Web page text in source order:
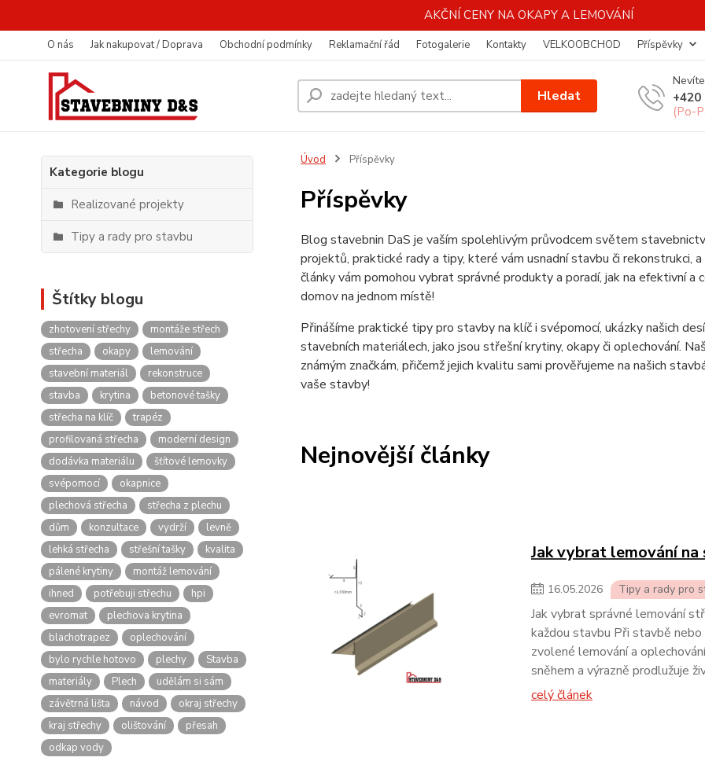
AKČNÍ CENY NA OKAPY A LEMOVÁNÍ
O nás Jak nakupovat / Doprava Obchodní podmínky Reklamační řád Fotogalerie Kontakty VELKOOBCHOD Příspěvky
Hledat
+420
(Po-
Kategorie blogu
Realizované projekty
Tipy a rady pro stavbu
Štítky blogu
zhotovení střechy
montáže střech
střecha
okapy
lemování
stavební materiál
rekonstruce
stavba
krytina
betonové tašky
střecha na klíč
trapéz
profilovaná střecha
moderní design
dodávka materiálu
šťítové lemovky
svépomocí
okapnice
plechová střecha
střecha z plechu
dům
konzultace vydrží
levně
lehká střecha
střešní tašky
kvalita
pálené krytiny
montáž lemování
ihned
potřebuji střechu
hpi
evromat
plechova krytina
blachotrapez
oplechování
bylo rychle hotovo
plechy
Stavba
materiály
Plech
udělám si sám
závětrná lišta
návod
okraj střechy
kraj střechy
olištování
přesah
odkap vody
Úvod Příspěvky
Příspěvky
Blog stavebnin DaS je vaším spolehlivým průvodcem světem
projektů, praktické rady a tipy, které vám usnadní stavbu či rekonstrukci,
články vám pomohou vybrat správné produkty a poradí, jak na efektivní
domov na jednom místě!
Přinášíme praktické tipy pro stavby na klíč i svépomocí, ukázky našich
stavebních materiálech, jako jsou střešní krytiny, okapy či oplechování.
známým značkám, přičemž jejich kvalitu sami prověřujeme na našich
vaše stavby!
Nejnovější články
Jak vybrat lemování na
16.05.2026 Tipy a rady pro
Jak vybrat správné lemování
každou stavbu Při stavbě
zvolené lemování a
sněhem a výrazně prodlužuje
celý článek